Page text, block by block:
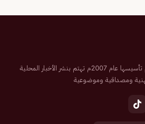
صحيفة إلكترونية سعودية تم تأسيسها عام 2007م تهتم بنشر الأخبار المحلية
ومصداقية وموضوعية